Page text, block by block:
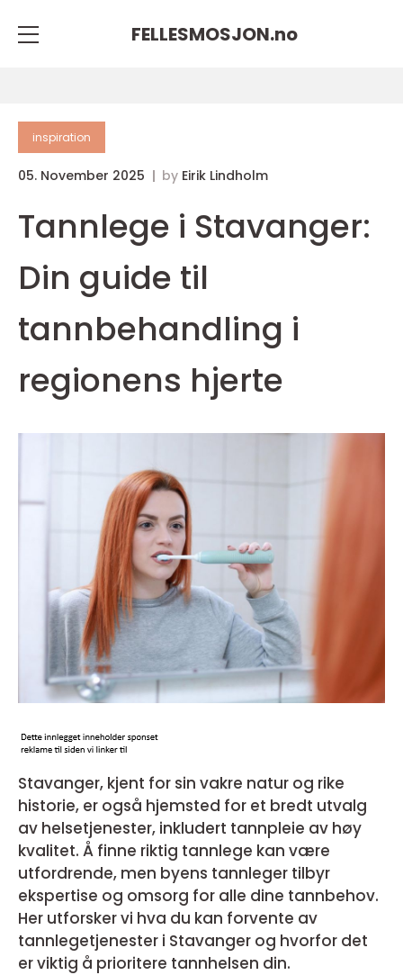
FELLESMOSJON.no
inspiration
05. November 2025 by Eirik Lindholm
Tannlege i Stavanger:
Din guide til
tannbehandling i
regionens hjerte
Stavanger, kjent for sin vakre natur og rike
historie, er også hjemsted for et bredt utvalg
av helsetjenester, inkludert tannpleie av høy
kvalitet. Å finne riktig tannlege kan være
utfordrende, men byens tannleger tilbyr
ekspertise og omsorg for alle dine tannbehov.
Her utforsker vi hva du kan forvente av
tannlegetjenester i Stavanger og hvorfor det
er viktig å prioritere tannhelsen din.